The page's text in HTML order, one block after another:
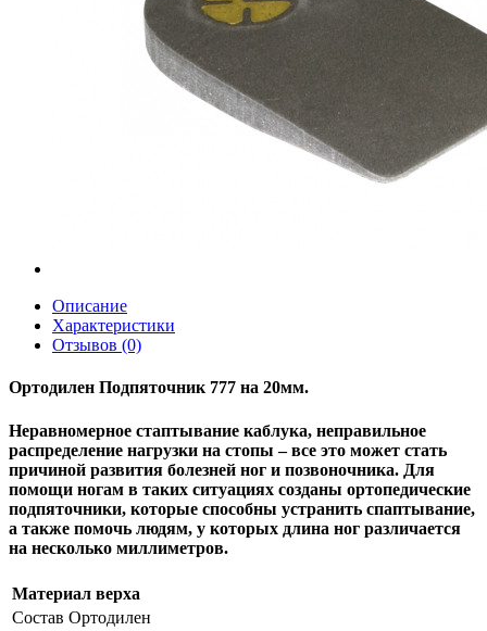
Описание
Характеристики
Отзывов (0)
Ортодилен Подпяточник 777 на 20мм.
Неравномерное стаптывание каблука, неправильное
распределение нагрузки на стопы – все это может стать
причиной развития болезней ног и позвоночника. Для
помощи ногам в таких ситуациях созданы ортопедические
подпяточники, которые способны устранить спаптывание,
а также помочь людям, у которых длина ног различается
на несколько миллиметров.
Материал верха
Состав Ортодилен